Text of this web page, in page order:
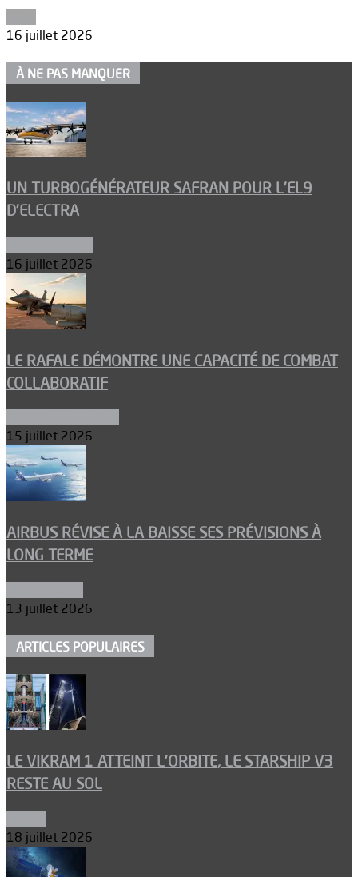
16 juillet 2026
À NE PAS MANQUER
UN TURBOGÉNÉRATEUR SAFRAN POUR L’EL9
D’ELECTRA
16 juillet 2026
LE RAFALE DÉMONTRE UNE CAPACITÉ DE COMBAT
COLLABORATIF
15 juillet 2026
AIRBUS RÉVISE À LA BAISSE SES PRÉVISIONS À
LONG TERME
13 juillet 2026
ARTICLES POPULAIRES
LE VIKRAM 1 ATTEINT L’ORBITE, LE STARSHIP V3
RESTE AU SOL
18 juillet 2026